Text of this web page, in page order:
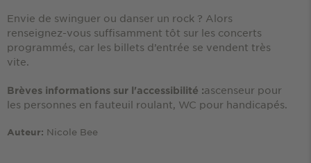
Envie de swinguer ou danser un rock ? Alors
renseignez-vous suffisamment tôt sur les concerts
programmés, car les billets d’entrée se vendent très
vite.
Brèves informations sur l'accessibilité :ascenseur pour
les personnes en fauteuil roulant, WC pour handicapés.
Auteur: Nicole Bee